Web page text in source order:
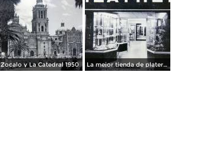
Zocalo y La Catedral 1950 La mejor tienda de plateria.